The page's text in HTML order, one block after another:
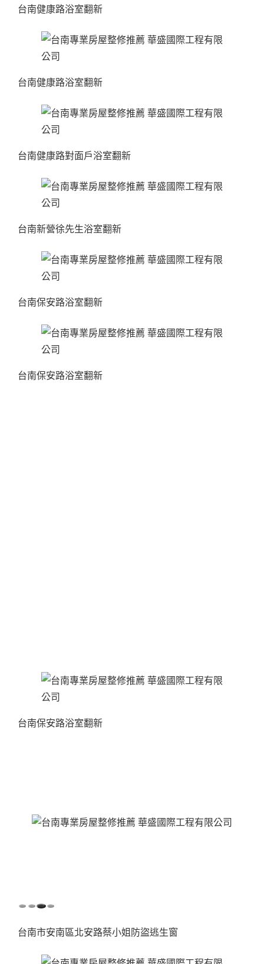
台南健康路浴室翻新
台南健康路浴室翻新
台南健康路對面戶浴室翻新
台南新營徐先生浴室翻新
台南保安路浴室翻新
台南保安路浴室翻新
台南保安路浴室翻新
台南市安南區北安路蔡小姐防盜逃生窗